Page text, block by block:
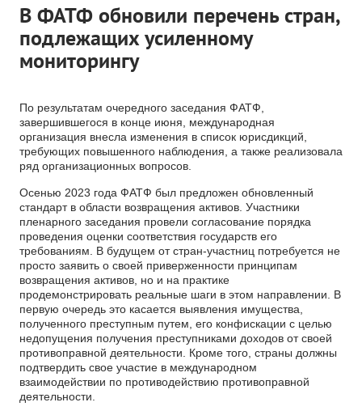
В ФАТФ обновили перечень стран,
подлежащих усиленному
мониторингу
По результатам очередного заседания ФАТФ,
завершившегося в конце июня, международная
организация внесла изменения в список юрисдикций,
требующих повышенного наблюдения, а также реализовала
ряд организационных вопросов.
Осенью 2023 года ФАТФ был предложен обновленный
стандарт в области возвращения активов. Участники
пленарного заседания провели согласование порядка
проведения оценки соответствия государств его
требованиям. В будущем от стран-участниц потребуется не
просто заявить о своей приверженности принципам
возвращения активов, но и на практике
продемонстрировать реальные шаги в этом направлении. В
первую очередь это касается выявления имущества,
полученного преступным путем, его конфискации с целью
недопущения получения преступниками доходов от своей
противоправной деятельности. Кроме того, страны должны
подтвердить свое участие в международном
взаимодействии по противодействию противоправной
деятельности.